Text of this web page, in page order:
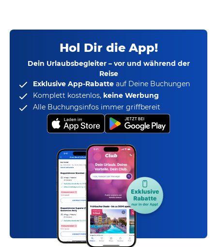
Hol Dir die App!
Dein Urlaubsbegleiter – vor und während der
Reise
Exklusive App-Rabatte auf Deine Buchungen
Komplett kostenlos, keine Werbung
Alle Buchungsinfos immer griffbereit